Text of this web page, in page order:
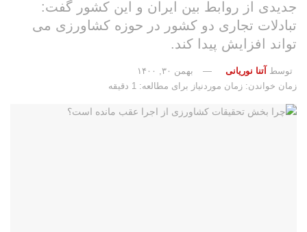
جدیدی از روابط بین ایران و این کشور گفت:
تبادلات تجاری دو کشور در حوزه کشاورزی می
تواند افزایش پیدا کند.
توسط آتنا نوریانی
بهمن ۳۰, ۱۴۰۰
زمان خواندن: زمان موردنیاز برای مطالعه: 1 دقیقه